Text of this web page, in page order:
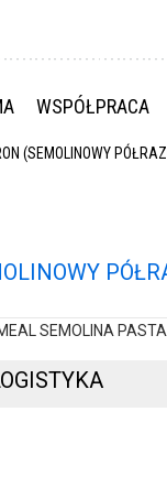
WSPÓŁPRACA
(SEMOLINOWY
SEMOLINA